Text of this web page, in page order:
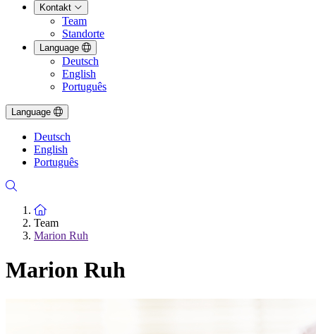
Kontakt
Team
Standorte
Language
Deutsch
English
Português
Language
Deutsch
English
Português
Zur Startseite
Team
Marion Ruh
Marion Ruh